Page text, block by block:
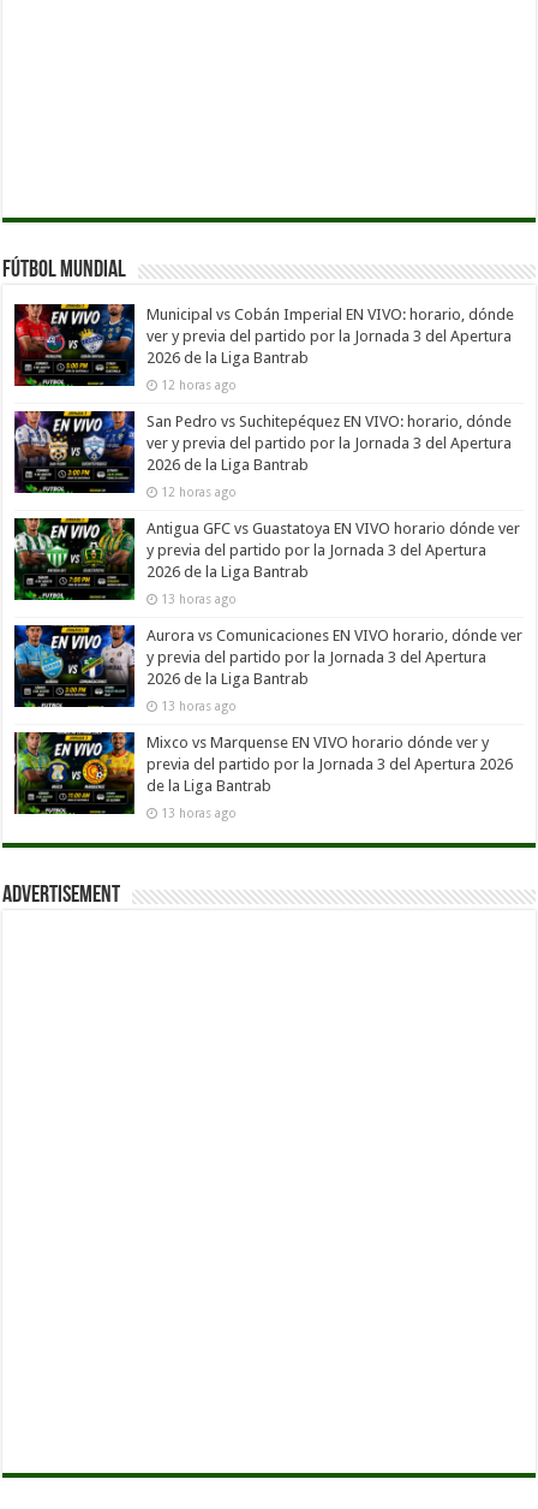
Fútbol Mundial
Municipal vs Cobán Imperial EN VIVO: horario, dónde
ver y previa del partido por la Jornada 3 del Apertura
2026 de la Liga Bantrab
12 horas ago
San Pedro vs Suchitepéquez EN VIVO: horario, dónde
ver y previa del partido por la Jornada 3 del Apertura
2026 de la Liga Bantrab
12 horas ago
Antigua GFC vs Guastatoya EN VIVO horario dónde ver
y previa del partido por la Jornada 3 del Apertura
2026 de la Liga Bantrab
13 horas ago
Aurora vs Comunicaciones EN VIVO horario, dónde ver
y previa del partido por la Jornada 3 del Apertura
2026 de la Liga Bantrab
13 horas ago
Mixco vs Marquense EN VIVO horario dónde ver y
previa del partido por la Jornada 3 del Apertura 2026
de la Liga Bantrab
13 horas ago
Advertisement